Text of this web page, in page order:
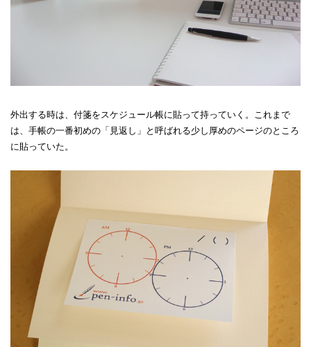
外出する時は、付箋をスケジュール帳に貼って持っていく。これまで
は、手帳の一番初めの「見返し」と呼ばれる少し厚めのページのところ
に貼っていた。